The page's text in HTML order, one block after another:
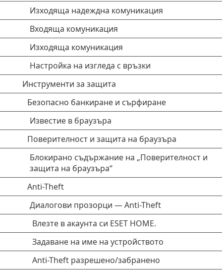
Изходяща надеждна комуникация
Входяща комуникация
Изходяща комуникация
Настройка на изгледа с връзки
Инструменти за защита
Безопасно банкиране и сърфиране
Известие в браузъра
Поверителност и защита на браузъра
Блокирано съдържание на „Поверителност и
защита на браузъра“
Anti-Theft
Диалогови прозорци — Anti-Theft
Влезте в акаунта си ESET HOME.
Задаване на име на устройството
Anti-Theft разрешено/забранено